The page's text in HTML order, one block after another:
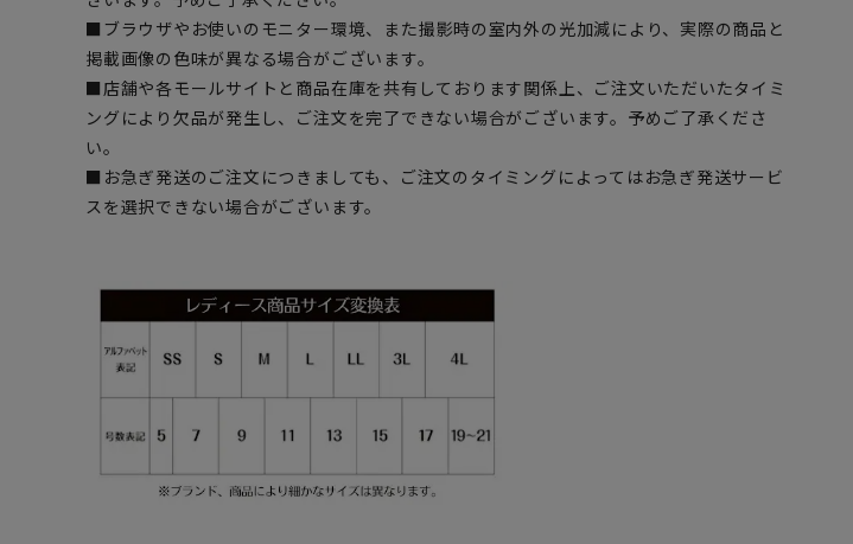
■ブラウザやお使いのモニター環境、また撮影時の室内外の光加減により、実際の商品と
掲載画像の色味が異なる場合がございます。
■店舗や各モールサイトと商品在庫を共有しております関係上、ご注文いただいたタイミ
ングにより欠品が発生し、ご注文を完了できない場合がございます。予めご了承くださ
い。
■お急ぎ発送のご注文につきましても、ご注文のタイミングによってはお急ぎ発送サービ
スを選択できない場合がございます。